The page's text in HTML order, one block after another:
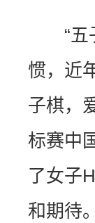
“五子
惯，近
子棋，
标赛中
了女子
和期